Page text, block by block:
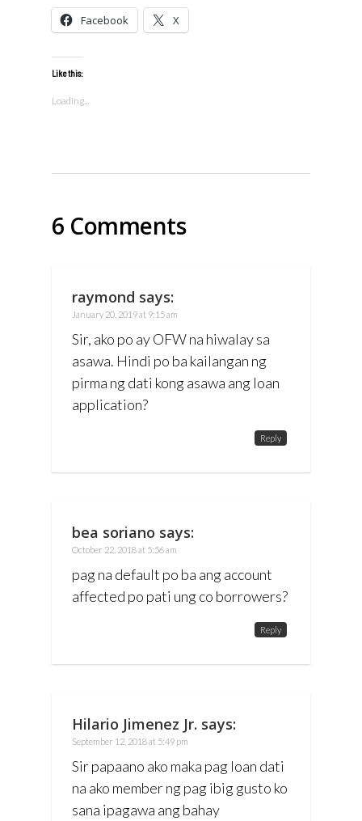
Facebook X
Like this:
Loading...
6 Comments
raymond says:
January 20, 2019 at 9:15 am
Sir, ako po ay OFW na hiwalay sa
asawa. Hindi po ba kailangan ng
pirma ng dati kong asawa ang loan
application?
Reply
bea soriano says:
October 22, 2018 at 5:56 am
pag na default po ba ang account
affected po pati ung co borrowers?
Reply
Hilario Jimenez Jr. says:
September 12, 2018 at 5:49 pm
Sir papaano ako maka pag loan dati
na ako member ng pag ibig gusto ko
sana ipagawa ang bahay